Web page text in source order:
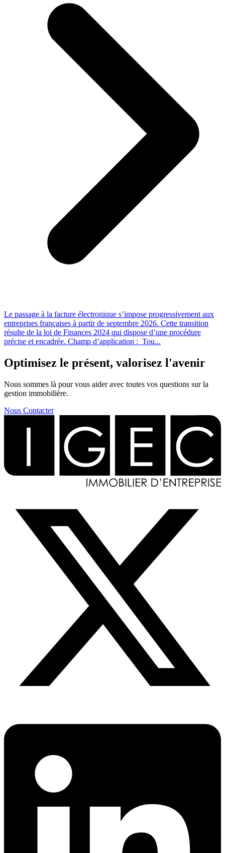
Le passage à la facture électronique s’impose progressivement aux
entreprises françaises à partir de septembre 2026. Cette transition
résulte de la loi de Finances 2024 qui dispose d’une procédure
précise et encadrée. Champ d’application : Tou...
Optimisez le présent, valorisez l'avenir
Nous sommes là pour vous aider avec toutes vos questions sur la
gestion immobilière.
Nous Contacter